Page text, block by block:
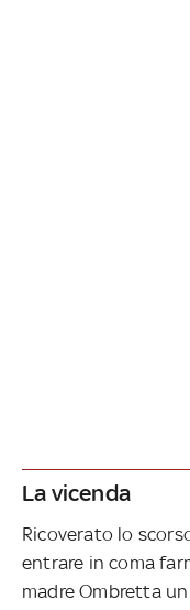
La vicenda
Ricoverato lo
entrare in coma
madre Ombretta